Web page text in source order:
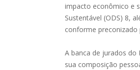
impacto econômico e
Sustentável (ODS) 8,
conforme preconizado
A banca de jurados
sua composição